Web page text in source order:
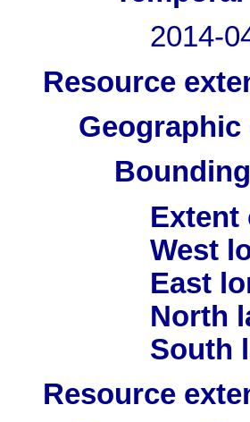
2014-
Resource
Geographic
Extent
West
East
North
South
Resource